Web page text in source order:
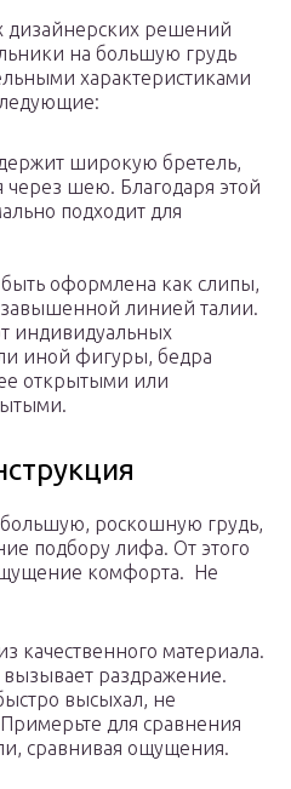
дизайнерских решений
на большую грудь
характеристиками
широкую бретель,
шею. Благодаря этой
подходит для
оформлена как слипы,
линией талии.
индивидуальных
иной фигуры, бедра
открытыми или
роскошную грудь,
подбору лифа. От этого
комфорта. Не
качественного материала.
вызывает раздражение.
высыхал, не
для сравнения
сравнивая ощущения.